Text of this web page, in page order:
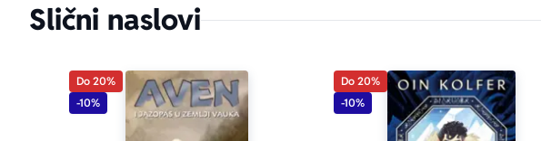
Slični naslovi
Do 20%
-10%
Do 20%
-10%